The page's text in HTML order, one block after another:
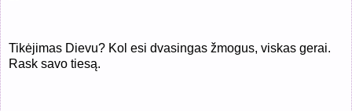
Tikėjimas Dievu? Kol esi dvasingas žmogus, viskas gerai.
Rask savo tiesą.